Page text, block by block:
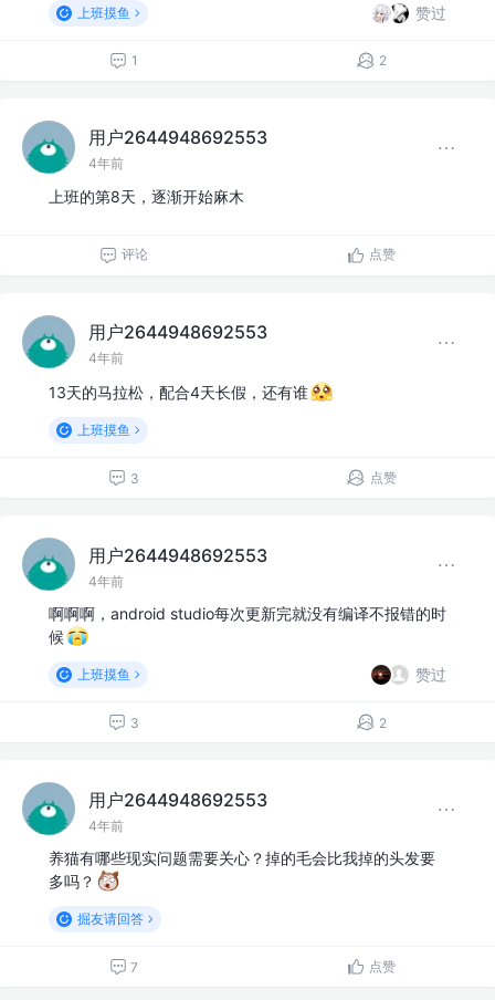
上班摸鱼 赞过
1 2
用户2644948692553
4年前
上班的第8天，逐渐开始麻木
评论 点赞
用户2644948692553
4年前
13天的马拉松，配合4天长假，还有谁
上班摸鱼
3 点赞
用户2644948692553
4年前
啊啊啊，android studio每次更新完就没有编译不报错的时
候
上班摸鱼 赞过
3 2
用户2644948692553
4年前
养猫有哪些现实问题需要关心？掉的毛会比我掉的头发要
多吗？
掘友请回答
7 点赞